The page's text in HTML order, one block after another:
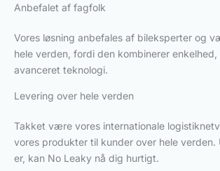
Anbefalet af fagfolk
Vores løsning anbefales af bileksperter og
hele verden, fordi den kombinerer
avanceret teknologi.
Levering over hele verden
Takket være vores internationale
vores produkter til kunder over hele verden.
er, kan No Leaky nå dig hurtigt.